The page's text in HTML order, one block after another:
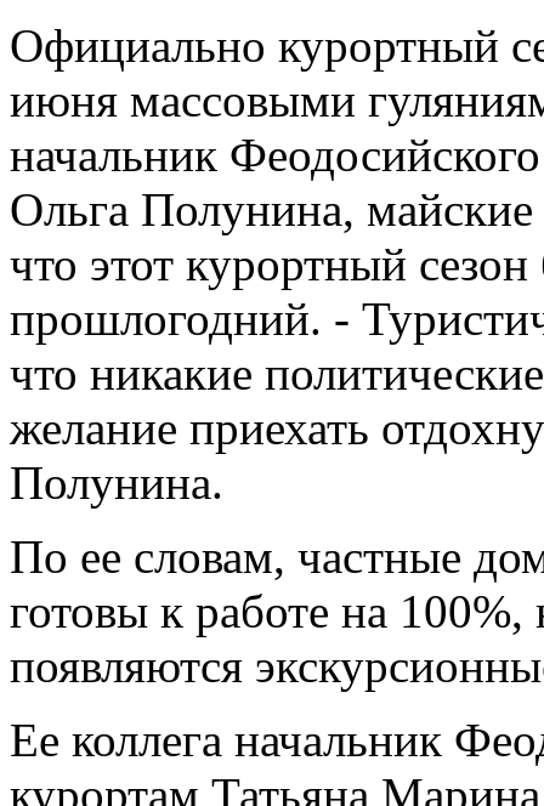
Официально курортный
июня массовыми
начальник
Ольга Полунина,
что этот курортный
прошлогодний. -
что никакие
желание приехать
Полунина.
По ее словам, частные
готовы к работе на 100%,
появляются
Ее коллега начальник
курортам Татьяна